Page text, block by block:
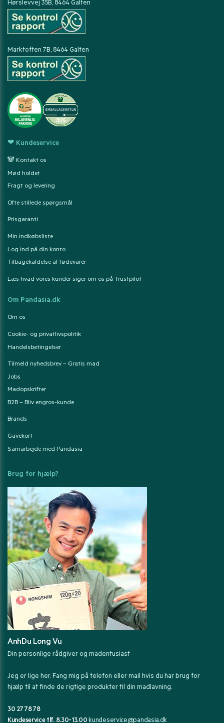
Hørslevvej 35B, 8464 Galten
Marktoften 7B, 8464 Galten
❤ Kundeservice
🐼 Kontakt os
Mød holdet
Fragt og levering
Ofte stillede spørgsmål
Prisgaranti
Min indkøbsliste
Log ind på din konto
Tilbagekaldelse af fødevarer
Læs hvad vores kunder siger om os på Trustpilot
Om Pandasia.dk
Om os
Cookie- og privatlivspolitik
Handelsbetingelser
Tilmeld nyhedsbrev – Gratis mad
Jobs
Madopskrifter
B2B – Bliv engros-kunde
Brands
Gavekort
Samarbejde med Pandasia
Brug for hjælp?
AnhDu Long Vu
Din personlige rådgiver og madentusiast
Jeg er lige her. Fang mig på telefon eller mail hvis du har brug for
hjælp til at finde de rigtige produkter til din madlavning.
30 27 78 78
Kundeservice tlf. 8.30-13.00kundeservice@pandasia.dk